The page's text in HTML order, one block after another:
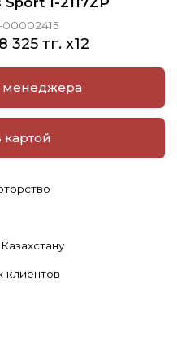
00002415
8 325 тг. x12
менеджера
картой
клиентов